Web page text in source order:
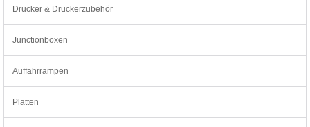
Drucker & Druckerzubehör
Junctionboxen
Auffahrrampen
Platten